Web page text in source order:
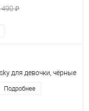
490 ₽
для девочки, чёрные
Подробнее